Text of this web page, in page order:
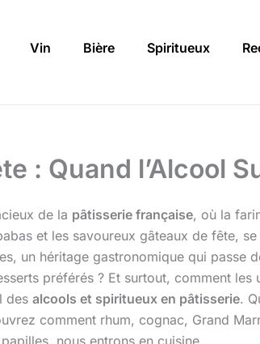
Vin Bière Spiritueux
: Quand l’Alcool
de la pâtisserie française, où la
et les savoureux gâteaux de fête,
un héritage gastronomique qui
préférés ? Et surtout, comment
des alcools et spiritueux en pâtisserie.
comment rhum, cognac, Grand